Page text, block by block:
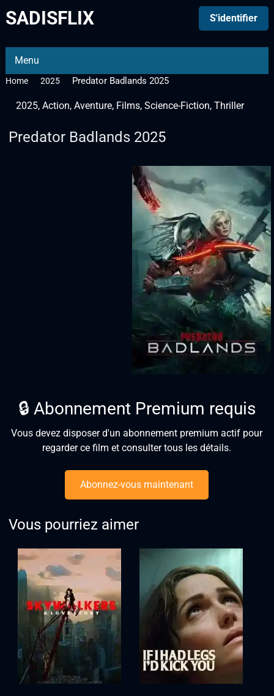
SADISFLIX S'identifier
Menu
Home 2025 Predator Badlands 2025
2025, Action, Aventure, Films, Science-Fiction, Thriller
Predator Badlands 2025
🔒 Abonnement Premium requis
Vous devez disposer d'un abonnement premium actif pour
regarder ce film et consulter tous les détails.
Abonnez-vous maintenant
Vous pourriez aimer